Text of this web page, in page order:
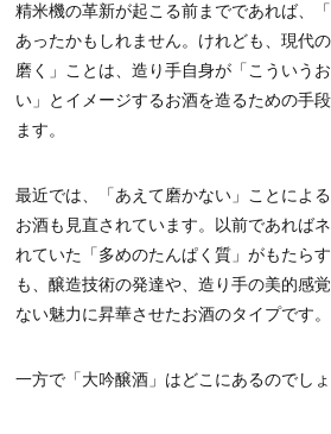
精米機の革新が起こる前までであれば、
あったかもしれません。けれども、現代
磨く」ことは、造り手自身が「こういう
い」とイメージするお酒を造るための手
ます。
最近では、「あえて磨かない」ことによ
お酒も見直されています。以前であれば
れていた「多めのたんぱく質」がもたら
も、醸造技術の発達や、造り手の美的感
ない魅力に昇華させたお酒のタイプです。
一方で「大吟醸酒」はどこにあるのでしょ